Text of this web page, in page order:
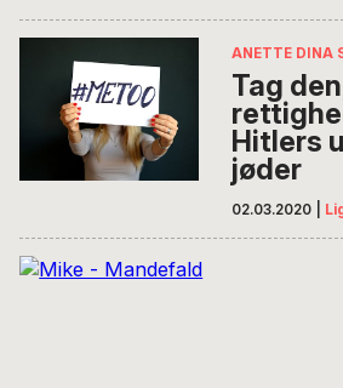
ANETTE DINA
Tag
Hitlers
jøder
02.03.2020